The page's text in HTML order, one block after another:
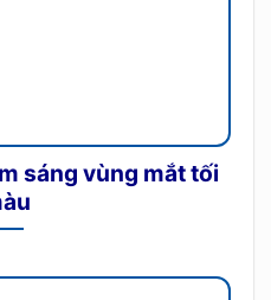
sáng vùng mắt tối